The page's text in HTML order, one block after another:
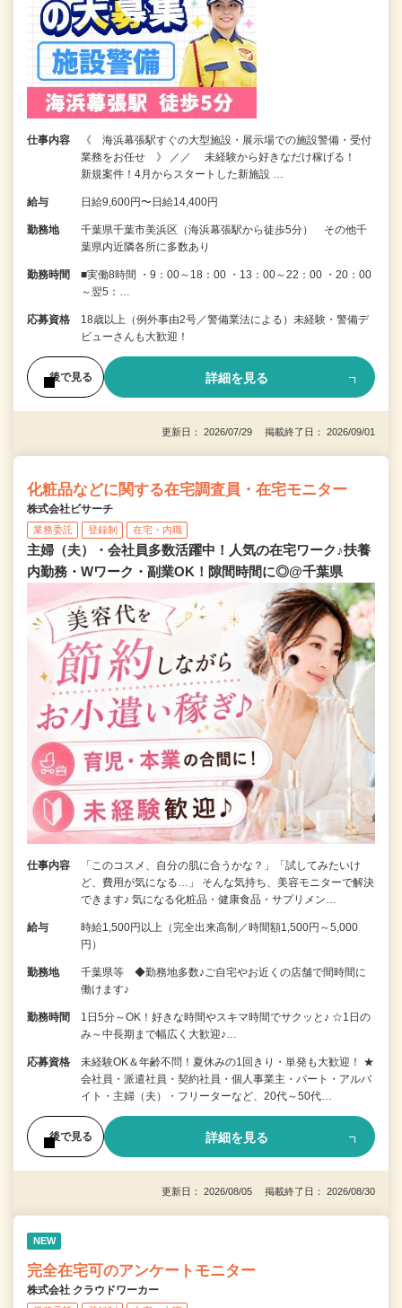
仕事内容
《 海浜幕張駅すぐの大型施設・展示場での施設警備・受付
業務をお任せ 》 ／／ 未経験から好きなだけ稼げる！
新規案件！4月からスタートした新施設 …
給与 日給9,600円〜日給14,400円
勤務地
千葉県千葉市美浜区（海浜幕張駅から徒歩5分） その他千
葉県内近隣各所に多数あり
勤務時間
■実働8時間 ・9：00～18：00 ・13：00～22：00 ・20：00
～翌5：…
応募資格
18歳以上（例外事由2号／警備業法による）未経験・警備デ
ビューさんも大歓迎！
後で見る 詳細を見る
更新日： 2026/07/29 掲載終了日： 2026/09/01
化粧品などに関する在宅調査員・在宅モニター
株式会社ビサーチ
業務委託 登録制 在宅・内職
主婦（夫）・会社員多数活躍中！人気の在宅ワーク♪扶養
内勤務・Wワーク・副業OK！隙間時間に◎@千葉県
仕事内容
「このコスメ、自分の肌に合うかな？」「試してみたいけ
ど、費用が気になる…」 そんな気持ち、美容モニターで解決
できます♪ 気になる化粧品・健康食品・サプリメン…
給与
時給1,500円以上（完全出来高制／時間額1,500円～5,000
円）
勤務地
千葉県等 ◆勤務地多数♪ご自宅やお近くの店舗で間時間に
働けます♪
勤務時間
1日5分～OK！好きな時間やスキマ時間でサクッと♪ ☆1日の
み～中長期まで幅広く大歓迎♪…
応募資格
未経験OK＆年齢不問！夏休みの1回きり・単発も大歓迎！ ★
会社員・派遣社員・契約社員・個人事業主・パート・アルバ
イト・主婦（夫）・フリーターなど、20代～50代…
後で見る 詳細を見る
更新日： 2026/08/05 掲載終了日： 2026/08/30
NEW
完全在宅可のアンケートモニター
株式会社 クラウドワーカー